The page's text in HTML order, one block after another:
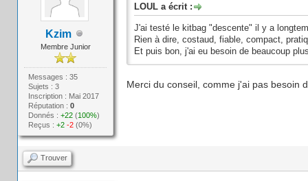
Kzim
Membre Junior
Messages : 35
Sujets : 3
Inscription : Mai 2017
Réputation :0
Donnés :+22 (100%)
Reçus :+2 -2 (0%)
LOUL a écrit :
J'ai testé le kitbag "descente" il y a
Rien à dire, costaud, fiable, compact,
Et puis bon, j'ai eu besoin de beaucoup
Merci du conseil, comme j'ai pas besoin
Trouver